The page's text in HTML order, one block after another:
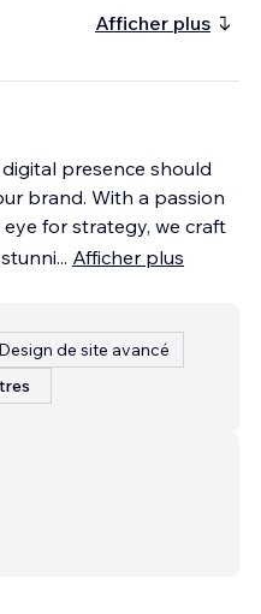
Afficher plus
presence should
brand. With a passion
for strategy, we craft
... Afficher plus
Design de site avancé